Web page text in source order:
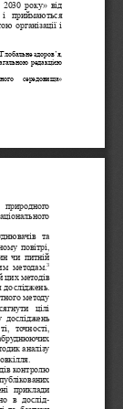
2030  року» від
і  приймаються
організації і
здоров’я,
редакцією
середовища»
природного
та
повітрі,
чи питній
методам.3
цих методів
досліджень.
методу
цілі
досліджень
точності,
аналізу
контролю
приклади
в  дослід-